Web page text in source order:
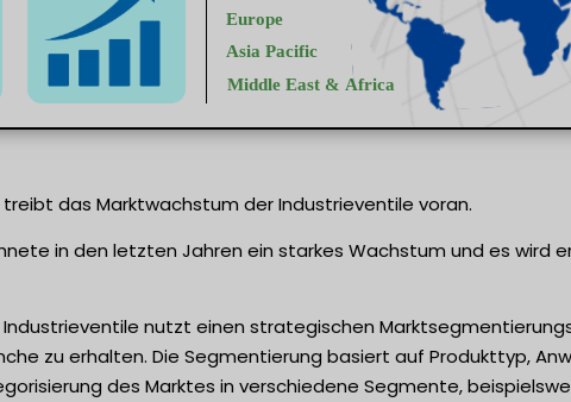
das Marktwachstum der Industrieventile voran.
in den letzten Jahren ein starkes Wachstum und es wird
Industrieventile nutzt einen strategischen
zu erhalten. Die Segmentierung basiert auf Produkttyp,
des Marktes in verschiedene Segmente,